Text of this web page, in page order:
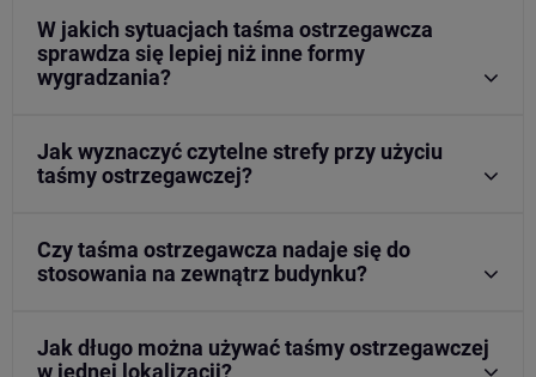
W jakich sytuacjach taśma ostrzegawcza
sprawdza się lepiej niż inne formy
wygradzania?
Jak wyznaczyć czytelne strefy przy użyciu
taśmy ostrzegawczej?
Czy taśma ostrzegawcza nadaje się do
stosowania na zewnątrz budynku?
Jak długo można używać taśmy ostrzegawczej
w jednej lokalizacji?